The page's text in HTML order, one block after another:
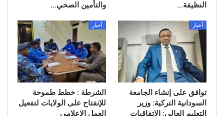
النظيفة…
والتأمين الصحي…
أخبار
توافق على إنشاء الجامعة
السودانية التركية: وزير
التعليم العالي: الاتفاقيات
أخبار
الشرطة : خطط طموحة
للإنفتاح على الولايات لتفعيل
العمل الإعلامي